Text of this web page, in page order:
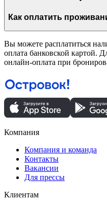
Вы можете расплатиться
оплата банковской картой.
онлайн-оплата при
Компания
Компания и команда
Контакты
Вакансии
Для прессы
Клиентам